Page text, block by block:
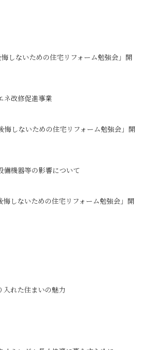
しないための住宅リフォーム勉強会」開
ネ改修促進事業
悔しないための住宅リフォーム勉強会」開
備機器等の影響について
悔しないための住宅リフォーム勉強会」開
入れた住まいの魅力